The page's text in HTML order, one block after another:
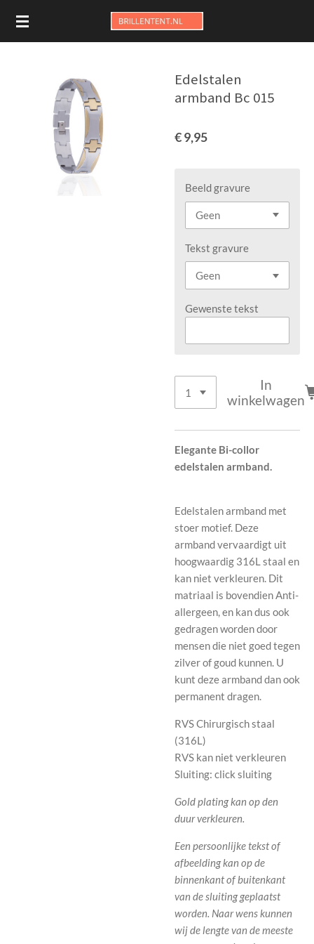
Ga
direct
hoofdinhoud
Edelstalen
armband Bc 015
€ 9,95
Beeld gravure
Tekst gravure
Gewenste tekst
In
winkelwagen
Elegante Bi-collor
edelstalen armband.
Edelstalen armband met
stoer motief. Deze
armband vervaardigt uit
hoogwaardig 316L staal en
kan niet verkleuren. Dit
matriaal is bovendien Anti-
allergeen, en kan dus ook
gedragen worden door
mensen die niet goed tegen
zilver of goud kunnen. U
kunt deze armband dan ook
permanent dragen.
RVS Chirurgisch staal
(316L)
RVS kan niet verkleuren
Sluiting: click sluiting
Gold plating kan op den
duur verkleuren.
Een persoonlijke tekst of
afbeelding kan op de
binnenkant of buitenkant
van de sluiting geplaatst
worden. Naar wens kunnen
wij de lengte van de meeste